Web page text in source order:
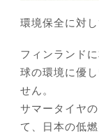
環境保全に対
フィンランド
球の環境に優
せん。
サマータイヤ
て、日本の低